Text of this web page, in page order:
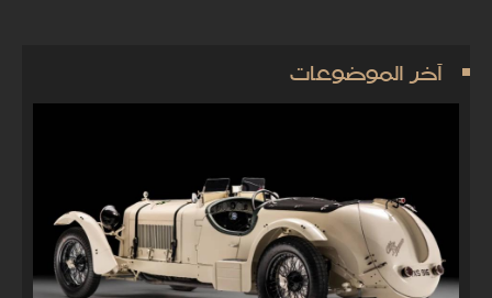
آخر الموضوعات